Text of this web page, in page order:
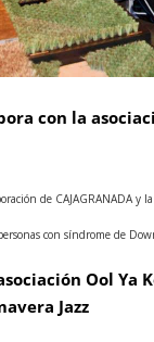
con la
de CAJAGRANADA y
con síndrome de
Ool Ya
Jazz